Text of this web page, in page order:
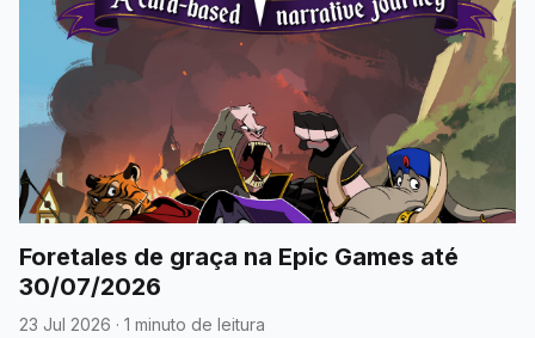
Foretales de graça na Epic Games até
30/07/2026
23 Jul 2026 · 1 minuto de leitura